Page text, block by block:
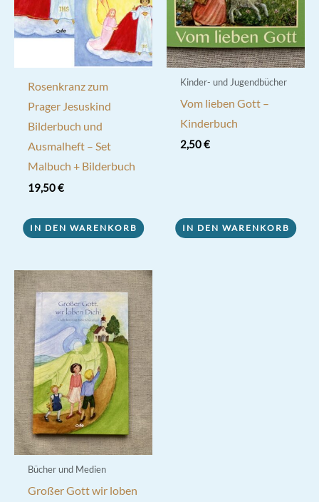
Rosenkranz zum
Prager Jesuskind
Bilderbuch und
Ausmalheft – Set
Malbuch + Bilderbuch
19,50€
IN DEN WARENKORB
Kinder- und Jugendbücher
Vom lieben Gott –
Kinderbuch
2,50€
IN DEN WARENKORB
Bücher und Medien
Großer Gott wir loben